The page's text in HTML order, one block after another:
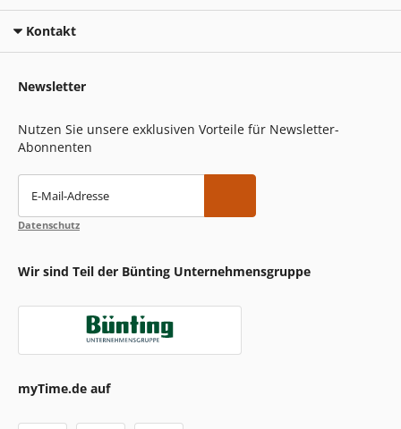
Kontakt
Newsletter
Nutzen Sie unsere exklusiven Vorteile für Newsletter-
Abonnenten
E-Mail-Adresse
Datenschutz
Wir sind Teil der Bünting Unternehmensgruppe
myTime.de auf